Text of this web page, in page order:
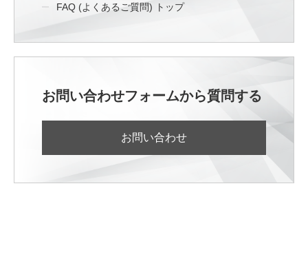
FAQ (よくあるご質問) トップ
お問い合わせフォームから質問する
お問い合わせ